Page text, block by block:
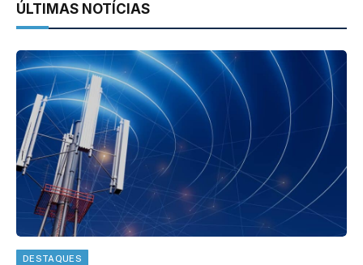
ÚLTIMAS NOTÍCIAS
DESTAQUES